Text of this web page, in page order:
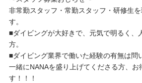
非常勤スタッフ・常勤スタッフ・研修生
す。
■ダイビングが大好きで、元気で明るく、
方。
■ダイビング業界で働いた経験の有無は問
一緒にNANAを盛り上げてくださる方、お
す！！！